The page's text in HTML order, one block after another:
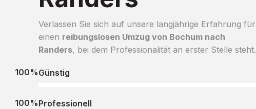
Verlassen Sie sich auf unsere langjährige Erfahrung für
einen reibungslosen Umzug von Bochum nach
Randers, bei dem Professionalität an erster Stelle steht.
Günstig
100%
Professionell
100%